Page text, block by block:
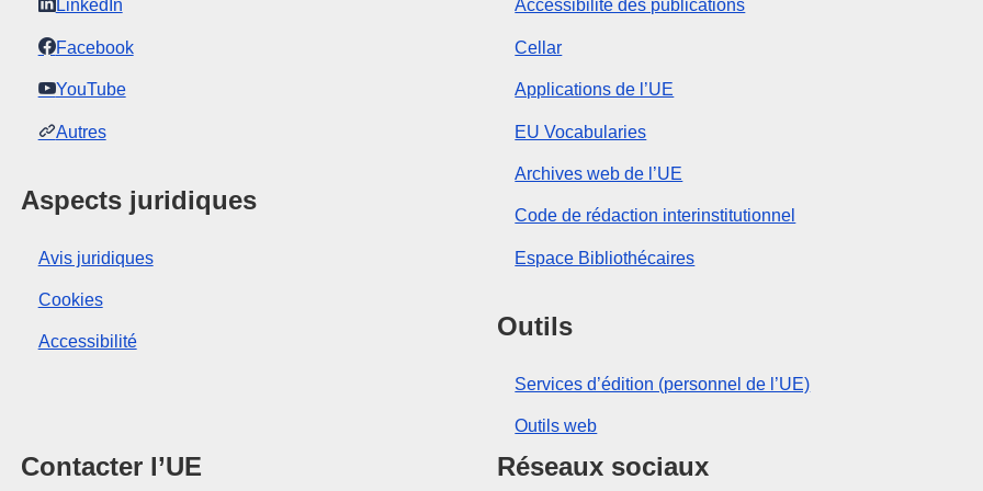
LinkedIn
Facebook
YouTube
Autres
Aspects juridiques
Avis juridiques
Cookies
Accessibilité
Accessibilité des publications
Cellar
Applications de l’UE
EU Vocabularies
Archives web de l’UE
Code de rédaction interinstitutionnel
Espace Bibliothécaires
Outils
Services d’édition (personnel de l’UE)
Outils web
Contacter l’UE Réseaux sociaux